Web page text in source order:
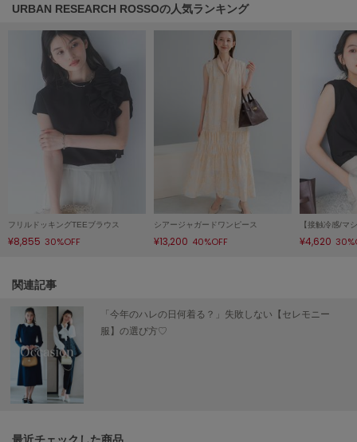
ミースロエ
miies miim
ミーエスミーム
Mila Owen
ミラオーウェン
ニューバランス
nezu
ネズ
NIKE
ナイキ
URBAN RESEARCH ROSSOの人気ランキング
フリルドッキングTEEブラウス
¥8,855 30%OFF
シアージャガードワンピース
¥13,200 40%OFF ¥4,620
関連記事
「今年のハレの日何着る？」失敗しない【セレモニー
服】の選び方♡